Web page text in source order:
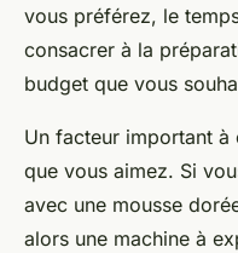
vous préférez, le
consacrer à la
budget que vous
Un facteur important
que vous aimez. Si
avec une mousse
alors une machine à